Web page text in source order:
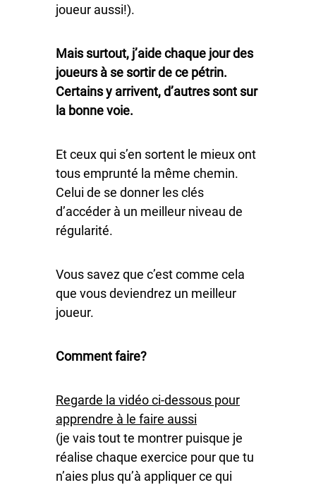
joueur aussi!).
Mais surtout, j’aide chaque jour des
joueurs à se sortir de ce pétrin.
Certains y arrivent, d’autres sont sur
la bonne voie.
Et ceux qui s’en sortent le mieux ont
tous emprunté la même chemin.
Celui de se donner les clés
d’accéder à un meilleur niveau de
régularité.
Vous savez que c’est comme cela
que vous deviendrez un meilleur
joueur.
Comment faire?
Regarde la vidéo ci-dessous pour
apprendre à le faire aussi
(je vais tout te montrer puisque je
réalise chaque exercice pour que tu
n’aies plus qu’à appliquer ce qui